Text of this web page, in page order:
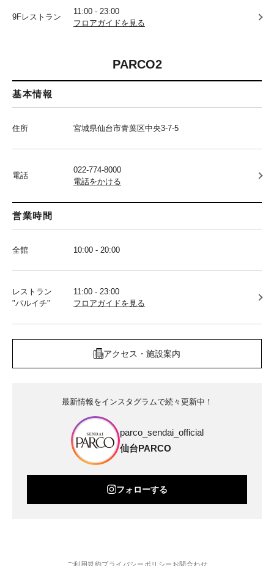
9Fレストラン
11:00 - 23:00
フロアガイドを見る
PARCO2
基本情報
住所 宮城県仙台市青葉区中央3-7-5
電話
022-774-8000
電話をかける
営業時間
全館 10:00 - 20:00
レストラン
"パルイチ"
11:00 - 23:00
フロアガイドを見る
アクセス・施設案内
最新情報をインスタグラムで続々更新中！
parco_sendai_official
仙台PARCO
フォローする
ご利用規約プライバシーポリシー お問合わせ